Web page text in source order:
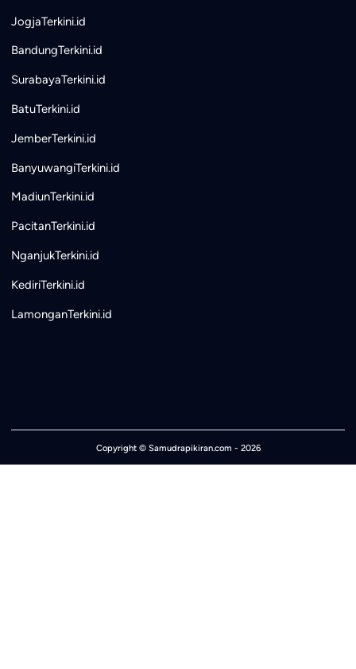
JogjaTerkini.id
BandungTerkini.id
SurabayaTerkini.id
BatuTerkini.id
JemberTerkini.id
BanyuwangiTerkini.id
MadiunTerkini.id
PacitanTerkini.id
NganjukTerkini.id
KediriTerkini.id
LamonganTerkini.id
Copyright © Samudrapikiran.com - 2026